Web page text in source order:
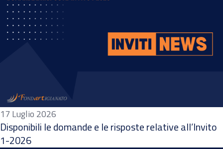
17 Luglio 2026
Disponibili le domande e le risposte relative all’Invito
1-2026